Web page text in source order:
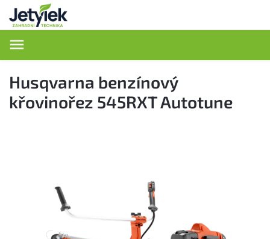
Husqvarna benzínový
křovinořez 545RXT Autotune